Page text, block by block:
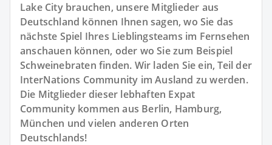
Lake City brauchen, unsere Mitglieder aus
Deutschland können Ihnen sagen, wo Sie das
nächste Spiel Ihres Lieblingsteams im Fernsehen
anschauen können, oder wo Sie zum Beispiel
Schweinebraten finden. Wir laden Sie ein, Teil der
InterNations Community im Ausland zu werden.
Die Mitglieder dieser lebhaften Expat
Community kommen aus Berlin, Hamburg,
München und vielen anderen Orten
Deutschlands!